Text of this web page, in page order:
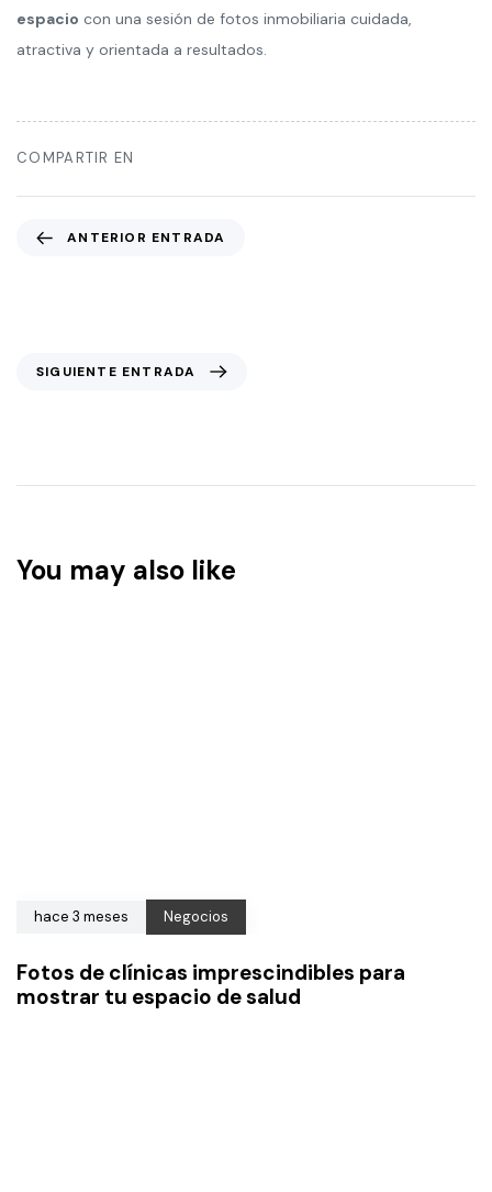
espacio con una sesión de fotos inmobiliaria cuidada,
atractiva y orientada a resultados.
COMPARTIR EN
ANTERIOR ENTRADA
SIGUIENTE ENTRADA
You may also like
hace 3 meses Negocios
Fotos de clínicas imprescindibles para
mostrar tu espacio de salud